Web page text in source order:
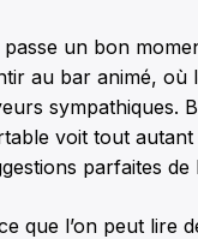
un bon
au bar animé, où
sympathiques.
voit tout autant
parfaites
que l’on peut lire